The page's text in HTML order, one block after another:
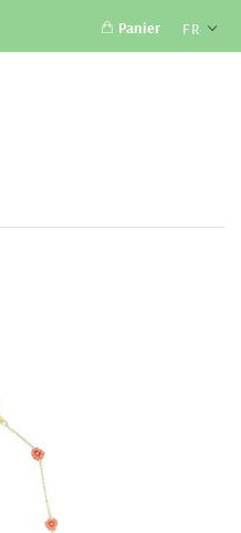
FR
Panier